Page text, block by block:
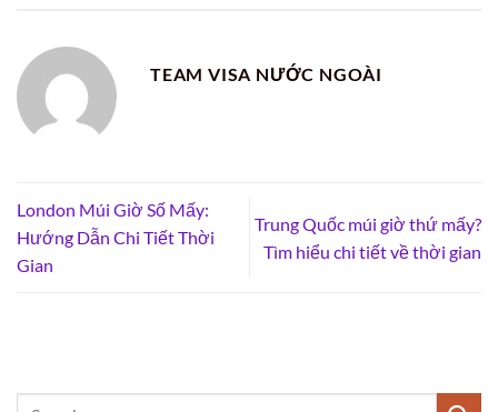
TEAM VISA NƯỚC NGOÀI
London Múi Giờ Số Mấy:
Hướng Dẫn Chi Tiết Thời
Gian
Trung Quốc múi giờ thứ mấy?
Tìm hiểu chi tiết về thời gian